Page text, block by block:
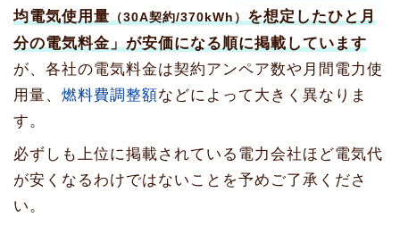
均電気使用量 （30A契約/370kWh） を想定したひと月
分の電気料金」が安価になる順に掲載しています
が、各社の電気料金は契約アンペア数や月間電力使
用量、 燃料費調整額などによって大きく異なりま
す。
必ずしも上位に掲載されている電力会社ほど電気代
が安くなるわけではないことを予めご了承くださ
い。